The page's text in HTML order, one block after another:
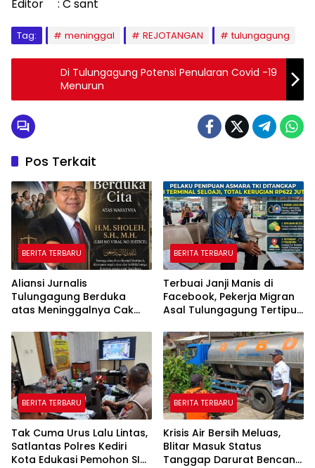
Editor : C sant
Tag: meninggal REJOTANGAN tulungagung
Di Tulungagung Potensi Penularan Covid -19
Menurun
Pos Terkait
BERITA TERBARU
Aliansi Jurnalis
Tulungagung Berduka
atas Meninggalnya Cak
“Beliau Pejuang Keadilan
yang Vokal”
BERITA TERBARU
Terbuai Janji Manis di
Facebook, Pekerja Migran
Asal Tulungagung Tertipu
BERITA TERBARU
Tak Cuma Urus Lalu Lintas,
Satlantas Polres Kediri
Kota Edukasi Pemohon SIM
BERITA TERBARU
Krisis Air Bersih Meluas,
Blitar Masuk Status
Tanggap Darurat Bencana